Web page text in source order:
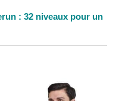
: 32 niveaux pour un